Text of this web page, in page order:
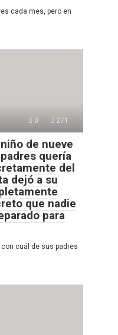
cada mes, pero en
0 271
de nueve
quería
del
dejó a su
que nadie
para
con cuál de sus padres